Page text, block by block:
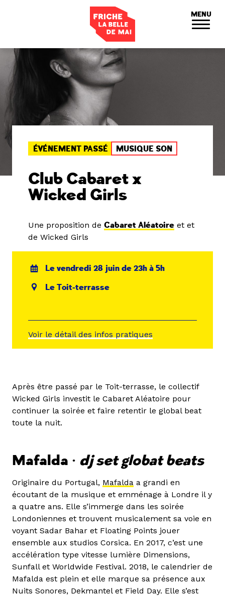
MENU
ÉVÉNEMENT PASSÉ MUSIQUE SON
Club Cabaret x
Wicked Girls
Une proposition de Cabaret Aléatoire et et
de Wicked Girls
Le vendredi 28 juin de 23h à 5h
Le Toit-terrasse
Voir le détail des infos pratiques
Après être passé par le Toit-terrasse, le collectif
Wicked Girls investit le Cabaret Aléatoire pour
continuer la soirée et faire retentir le global beat
toute la nuit.
Mafalda • dj set globat beats
Originaire du Portugal, Mafalda a grandi en
écoutant de la musique et emménage à Londre il y
a quatre ans. Elle s’immerge dans les soirée
Londoniennes et trouvent musicalement sa voie en
voyant Sadar Bahar et Floating Points jouer
ensemble aux studios Corsica. En 2017, c’est une
accélération type vitesse lumière Dimensions,
Sunfall et Worldwide Festival. 2018, le calendrier de
Mafalda est plein et elle marque sa présence aux
Nuits Sonores, Dekmantel et Field Day. Elle s’est
Panneau de gestion des cookies